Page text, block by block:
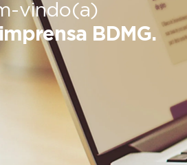
vindo(a)
BDMG.